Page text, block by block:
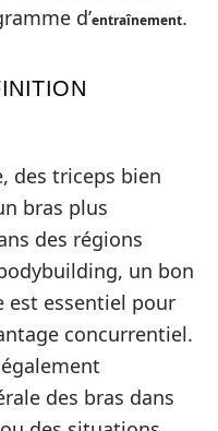
d’entraînement.
des triceps bien
bras plus
des régions
un bon
est essentiel pour
concurrentiel.
des bras dans